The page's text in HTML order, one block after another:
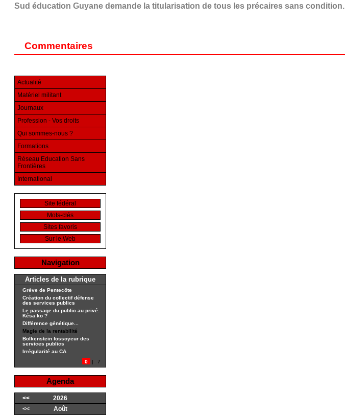
Sud éducation Guyane demande la titularisation de tous les précaires sans condition.
Commentaires
Actualité
Matériel militant
Journaux
Profession - Vos droits
Qui sommes-nous ?
Formations
Réseau Education Sans
Frontières
International
Site fédéral
Mots-clés
Sites favoris
Sur le Web
Navigation
Articles de la rubrique
Grève de Pentecôte
Création du collectif défense
des services publics
Le passage du public au privé.
Késa ko ?
Différence génétique...
Magie de la rentabilité
Bolkenstein fossoyeur des
services publics
Irrégularité au CA
0
7
Agenda
<<
2026
<<
Août